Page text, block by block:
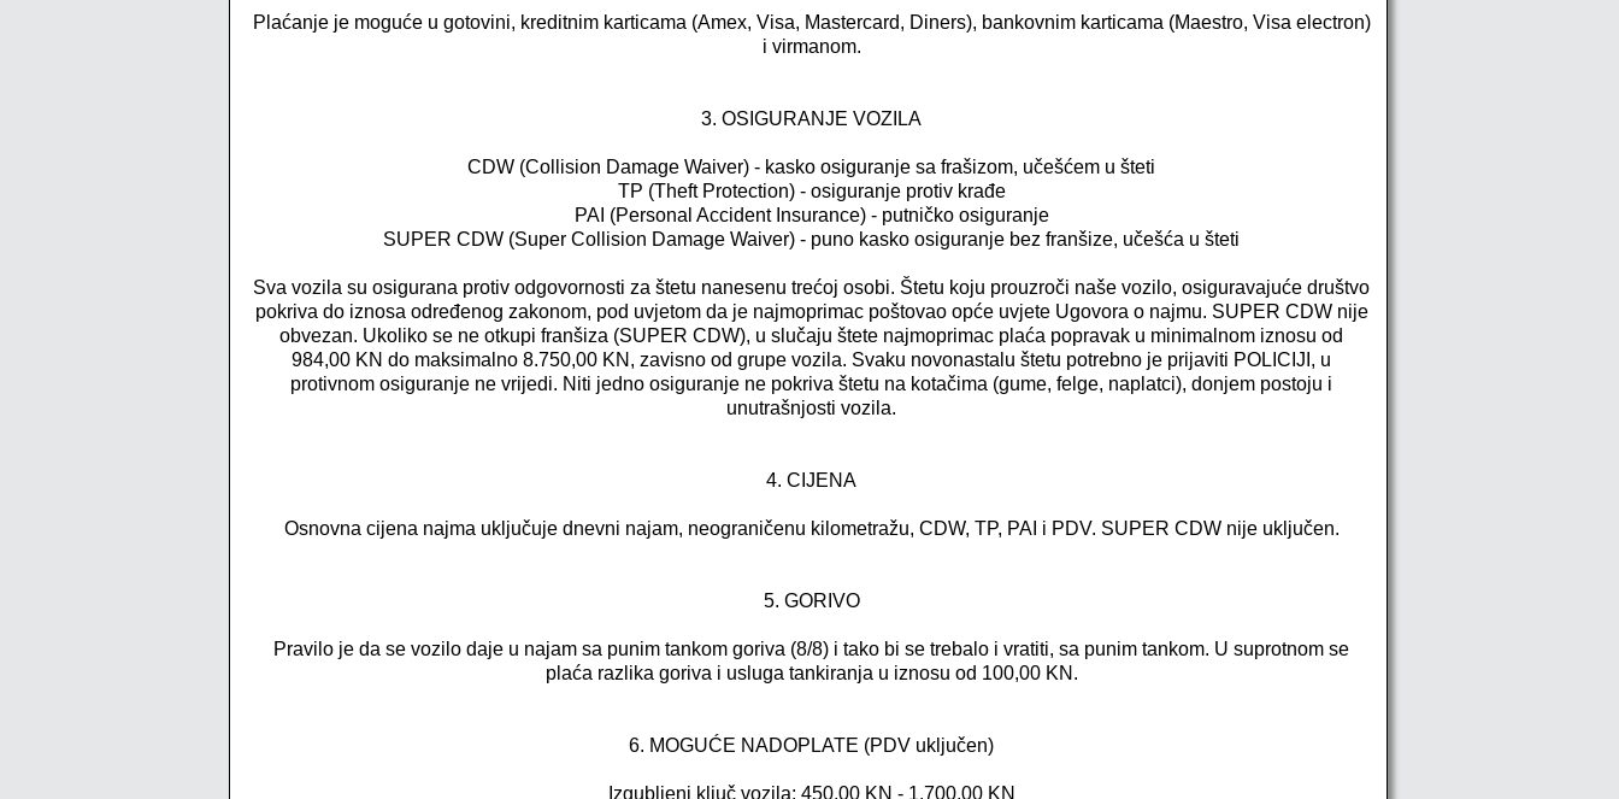
Plaćanje je moguće u gotovini, kreditnim karticama (Amex, Visa, Mastercard, Diners), bankovnim karticama (Maestro, Visa electron)
i virmanom.
3. OSIGURANJE VOZILA
CDW (Collision Damage Waiver) - kasko osiguranje sa frašizom, učešćem u šteti
TP (Theft Protection) - osiguranje protiv krađe
PAI (Personal Accident Insurance) - putničko osiguranje
SUPER CDW (Super Collision Damage Waiver) - puno kasko osiguranje bez franšize, učešća u šteti
Sva vozila su osigurana protiv odgovornosti za štetu nanesenu trećoj osobi. Štetu koju prouzroči naše vozilo, osiguravajuće društvo
pokriva do iznosa određenog zakonom, pod uvjetom da je najmoprimac poštovao opće uvjete Ugovora o najmu. SUPER CDW nije
obvezan. Ukoliko se ne otkupi franšiza (SUPER CDW), u slučaju štete najmoprimac plaća popravak u minimalnom iznosu od
984,00 KN do maksimalno 8.750,00 KN, zavisno od grupe vozila. Svaku novonastalu štetu potrebno je prijaviti POLICIJI, u
protivnom osiguranje ne vrijedi. Niti jedno osiguranje ne pokriva štetu na kotačima (gume, felge, naplatci), donjem postoju i
unutrašnjosti vozila.
4. CIJENA
Osnovna cijena najma uključuje dnevni najam, neograničenu kilometražu, CDW, TP, PAI i PDV. SUPER CDW nije uključen.
5. GORIVO
Pravilo je da se vozilo daje u najam sa punim tankom goriva (8/8) i tako bi se trebalo i vratiti, sa punim tankom. U suprotnom se
plaća razlika goriva i usluga tankiranja u iznosu od 100,00 KN.
6. MOGUĆE NADOPLATE (PDV uključen)
Izgubljeni ključ vozila: 450,00 KN - 1.700,00 KN